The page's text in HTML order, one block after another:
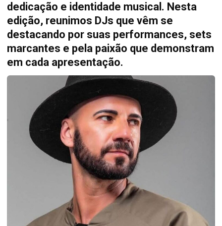
dedicação e identidade musical. Nesta
edição, reunimos DJs que vêm se
destacando por suas performances, sets
marcantes e pela paixão que demonstram
em cada apresentação.